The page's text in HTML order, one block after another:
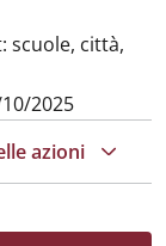
scuole, città,
2025
azioni